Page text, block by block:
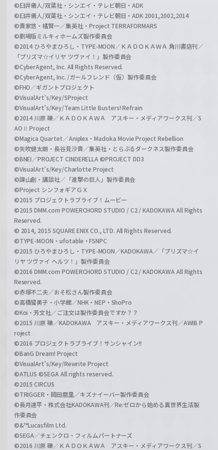
©臼井儀人/双葉社・シンエイ・テレビ朝日・ADK
©臼井儀人/双葉社・シンエイ・テレビ朝日・ADK 2001,2002,2014
©貴家悠・橘賢一／集英社・Project TERRAFORMARS
©劇場版ミルキィホームズ製作委員会
©2014 ひろやまひろし・TYPE-MOON／ＫＡＤＯＫＡＷＡ 角川書店刊／
「プリズマ☆イリヤ ツヴァイ！」製作委員会
©CyberAgent, Inc. All Rights Reserved.
©CyberAgent, Inc. /ガールフレンド（仮）製作委員会
©FHO／ギガントプロジェクト
©VisualArt's/Key/SProject
©VisualArt's/Key/Team Little Busters! Refrain
©2014 川原 礫／ＫＡＤＯＫＡＷＡ アスキー・メディアワークス刊／S
AOⅡ Project
©Magica Quartet／Aniplex・Madoka Movie Project Rebellion
©矢吹健太朗・長谷見沙貴／集英社・とらぶるダークネス製作委員会
©BNEI／PROJECT CINDERELLA ©PROJECT DD3
©VisualArt's/Key/Charlotte Project
©諫山創・講談社／「進撃の巨人」製作委員会
©Project シンフォギアＧＸ
©2015 プロジェクトラブライブ！ムービー
©2015 DMM.com POWERCHORD STUDIO / C2 / KADOKAWA All Rights
Reserved.
© 2014, 2015 SQUARE ENIX CO., LTD. All Rights Reserved.
©TYPE-MOON・ufotable・FSNPC
©2015 ひろやまひろし・TYPE-MOON／KADOKAWA／「プリズマ☆イ
リヤ ツヴァイ ヘルツ！」製作委員会
©2016 DMM.com POWERCHORD STUDIO / C2 / KADOKAWA All Rights
Reserved.
©赤塚不二夫／おそ松さん製作委員会
©高橋留美子・小学館／NHK・NEP・ShoPro
©Koi・芳文社／ご注文は製作委員会ですか？？
©2015 川原 礫／KADOKAWA アスキー・メディアワークス刊／AWIB P
roject
©2016 プロジェクトラブライブ！サンシャイン!!
©BanG Dream! Project
©VisualArt's/Key/Rewrite Project
©ATLUS ©SEGA All rights reserved.
©2015 CIRCUS
©TRIGGER・岡田麿里／キズナイーバー製作委員会
©長月達平・株式会社KADOKAWA刊／Re:ゼロから始める異世界生活製
作委員会
©&™Lucasfilm Ltd.
©SEGA／チェンクロ・フィルムパートナーズ
©2016 川原 礫／ＫＡＤＯＫＡＷＡ アスキー・メディアワークス刊／S